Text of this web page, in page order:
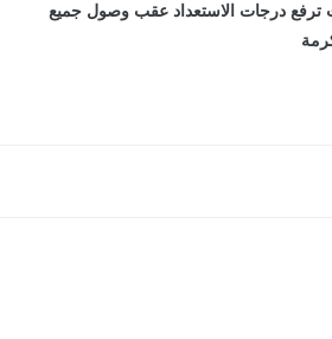
ترفع درجات الاستعداد عقب وصول جميع